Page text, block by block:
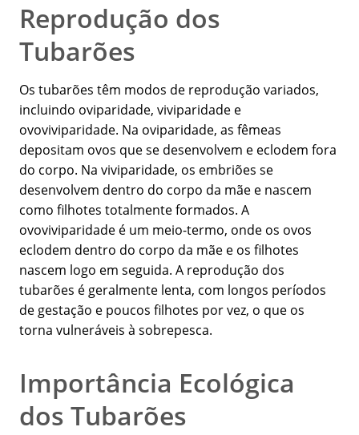
Reprodução dos
Tubarões
Os tubarões têm modos de reprodução variados,
incluindo oviparidade, viviparidade e
ovoviviparidade. Na oviparidade, as fêmeas
depositam ovos que se desenvolvem e eclodem fora
do corpo. Na viviparidade, os embriões se
desenvolvem dentro do corpo da mãe e nascem
como filhotes totalmente formados. A
ovoviviparidade é um meio-termo, onde os ovos
eclodem dentro do corpo da mãe e os filhotes
nascem logo em seguida. A reprodução dos
tubarões é geralmente lenta, com longos períodos
de gestação e poucos filhotes por vez, o que os
torna vulneráveis à sobrepesca.
Importância Ecológica
dos Tubarões